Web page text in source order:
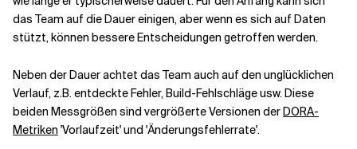
das Team auf die Dauer einigen, aber wenn es sich auf Daten
stützt, können bessere Entscheidungen getroffen werden.
Neben der Dauer achtet das Team auch auf den unglücklichen
Verlauf, z.B. entdeckte Fehler, Build-Fehlschläge usw. Diese
beiden Messgrößen sind vergrößerte Versionen derDORA-
Metriken 'Vorlaufzeit' und 'Änderungsfehlerrate'.